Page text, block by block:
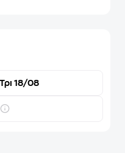
18/08